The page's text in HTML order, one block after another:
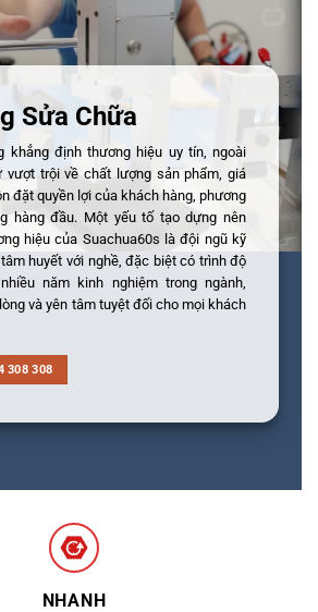
Sửa Chữa
khẳng định thương hiệu uy tín, ngoài
vượt trội về chất lượng sản phẩm, giá
đặt quyền lợi của khách hàng, phương
hàng đầu. Một yếu tố tạo dựng nên
hiệu của Suachua60s là đội ngũ kỹ
huyết với nghề, đặc biệt có trình độ
năm kinh nghiệm trong ngành,
và yên tâm tuyệt đối cho mọi khách
308 308
NHANH